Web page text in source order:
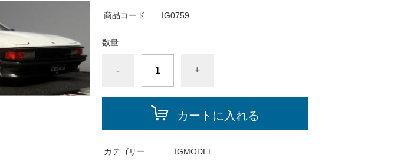
商品コード IG0759
数量
- +
カートに入れる
カテゴリー IGMODEL